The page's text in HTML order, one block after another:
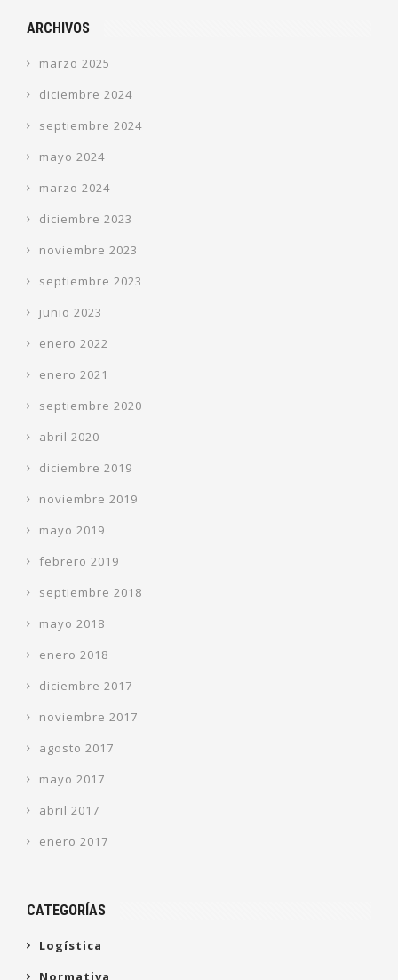
ARCHIVOS
marzo 2025
diciembre 2024
septiembre 2024
mayo 2024
marzo 2024
diciembre 2023
noviembre 2023
septiembre 2023
junio 2023
enero 2022
enero 2021
septiembre 2020
abril 2020
diciembre 2019
noviembre 2019
mayo 2019
febrero 2019
septiembre 2018
mayo 2018
enero 2018
diciembre 2017
noviembre 2017
agosto 2017
mayo 2017
abril 2017
enero 2017
CATEGORÍAS
Logística
Normativa